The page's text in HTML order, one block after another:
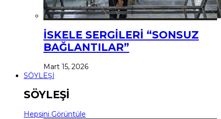
İSKELE SERGİLERİ “SONSUZ
BAĞLANTILAR”
Mart 15, 2026
SÖYLEŞİ
SÖYLEŞİ
Hepsini Görüntüle